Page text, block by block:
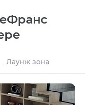
Лаунж зона